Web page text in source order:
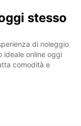
stesso
di noleggio
ideale online oggi
comodità e